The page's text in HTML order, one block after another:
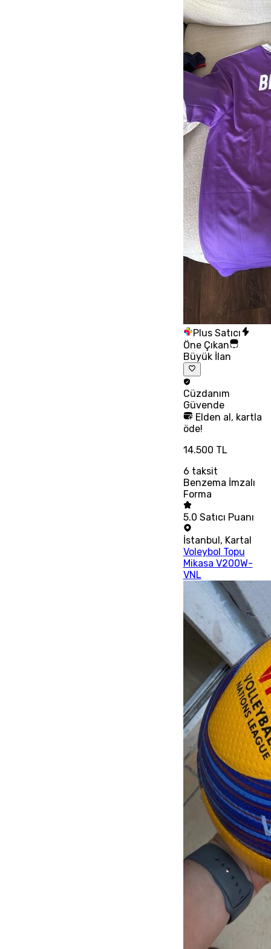
Plus Satıcı
Öne Çıkan
Büyük İlan
Cüzdanım
Güvende
Elden al, kartla
öde!
14.500 TL
6 taksit
Benzema İmzalı
Forma
5.0 Satıcı Puanı
İstanbul, Kartal
Voleybol Topu
Mikasa V200W-
VNL